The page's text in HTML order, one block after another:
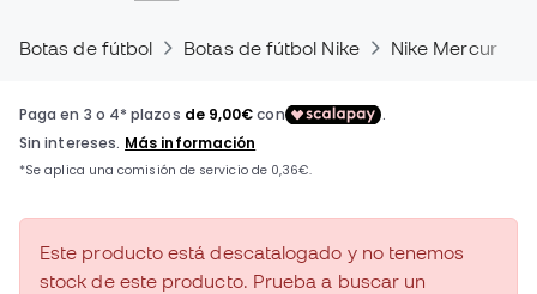
Botas de fútbol Botas de fútbol Nike Nike Mercurial
Este producto está descatalogado y no tenemos
stock de este producto. Prueba a buscar un